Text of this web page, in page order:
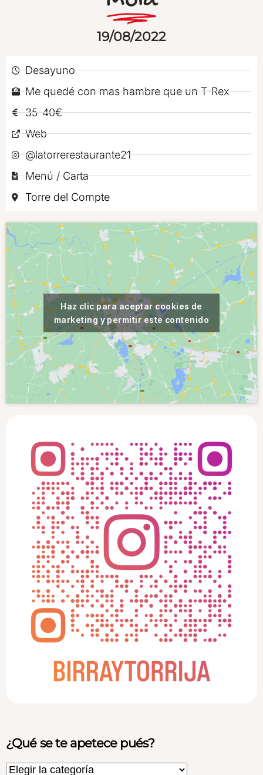
19/08/2022
Desayuno
Me quedé con mas hambre que un T-Rex
35-40€
Web
@latorrerestaurante21
Menú / Carta
Torre del Compte
Haz clic para aceptar cookies de
marketing y permitir este contenido
¿Qué se te apetece pués?